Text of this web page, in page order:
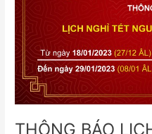
THÔNG BÁO
MÃO